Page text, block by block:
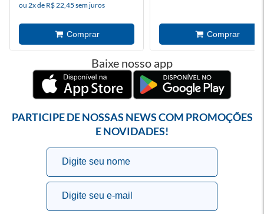
ou 2x de R$ 22,45 sem juros
Baixe nosso app
PARTICIPE DE NOSSAS NEWS COM PROMOÇÕES
E NOVIDADES!